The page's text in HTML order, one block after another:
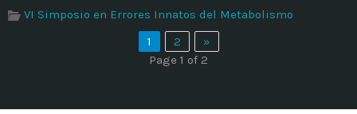
VI Simposio en Errores Innatos del Metabolismo
1
2
»
Page 1 of 2